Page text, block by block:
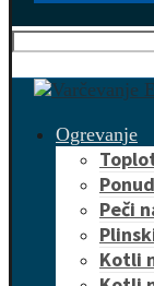
Ogrevanje
Peči
Kotli